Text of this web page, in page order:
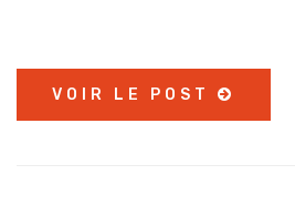
VOIR LE POST